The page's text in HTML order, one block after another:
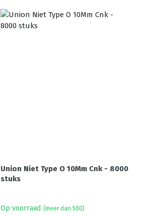
Union Niet Type O 10Mm Cnk - 8000
stuks
Op voorraad (meer dan 500)